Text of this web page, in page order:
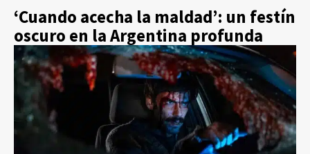
‘Cuando acecha la maldad’: un festín
oscuro en la Argentina profunda